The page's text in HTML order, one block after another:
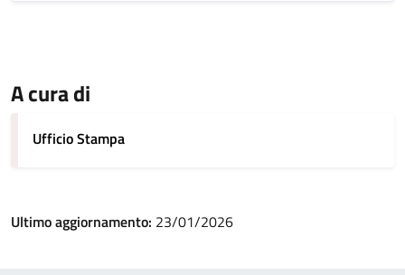
A cura di
Ufficio Stampa
Ultimo aggiornamento: 23/01/2026